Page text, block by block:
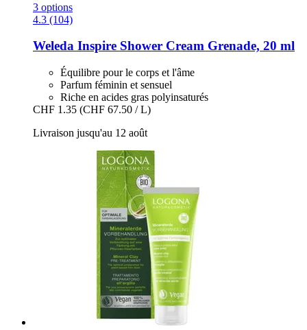
3 options
4.3 (104)
Weleda Inspire Shower Cream Grenade, 20 ml
Équilibre pour le corps et l'âme
Parfum féminin et sensuel
Riche en acides gras polyinsaturés
CHF 1.35 (CHF 67.50 / L)
Livraison jusqu'au 12 août